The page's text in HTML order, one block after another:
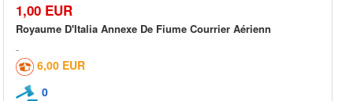
1,00 EUR
Royaume D'Italia Annexe De Fiume Courrier Aérienn
6,00 EUR
0